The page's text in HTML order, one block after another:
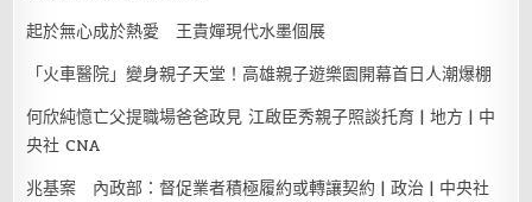
起於無心成於熱愛 王貴嬋現代水墨個展
「火車醫院」變身親子天堂！高雄親子遊樂園開幕首日人潮爆棚
何欣純憶亡父提職場爸爸政見 江啟臣秀親子照談托育 | 地方 | 中
央社 CNA
兆基案 內政部：督促業者積極履約或轉讓契約 | 政治 | 中央社